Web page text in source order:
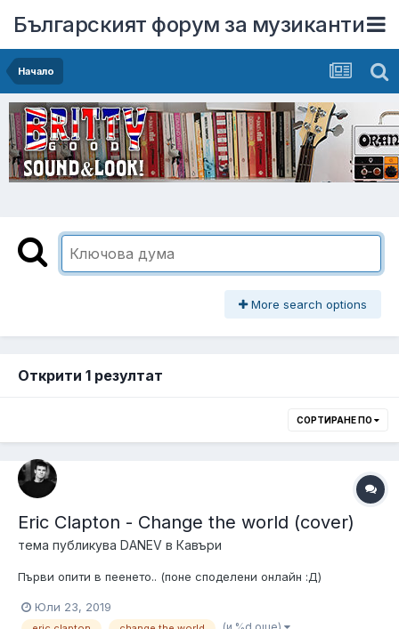
Българският форум за музиканти
Начало
More search options
Открити 1 резултат
СОРТИРАНЕ ПО
Eric Clapton - Change the world (cover)
тема публикува DANEV в Кавъри
Първи опити в пеенето.. (поне споделени онлайн :Д)
Юли 23, 2019